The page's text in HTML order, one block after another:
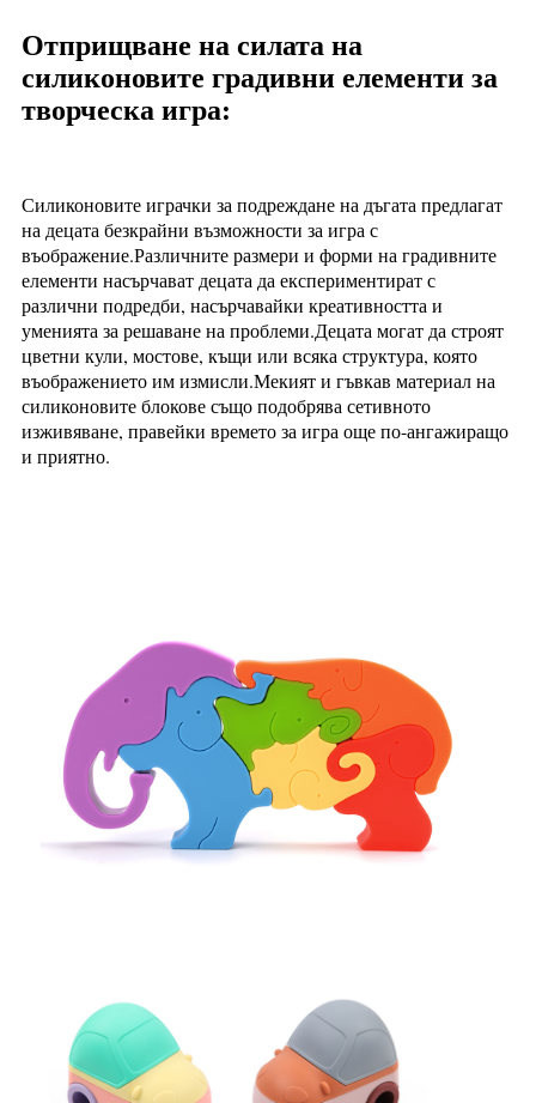
Отприщване на силата на
силиконовите градивни елементи за
творческа игра:
Силиконовите играчки за подреждане на дъгата предлагат
на децата безкрайни възможности за игра с
въображение.Различните размери и форми на градивните
елементи насърчават децата да експериментират с
различни подредби, насърчавайки креативността и
уменията за решаване на проблеми.Децата могат да строят
цветни кули, мостове, къщи или всяка структура, която
въображението им измисли.Мекият и гъвкав материал на
силиконовите блокове също подобрява сетивното
изживяване, правейки времето за игра още по-ангажиращо
и приятно.